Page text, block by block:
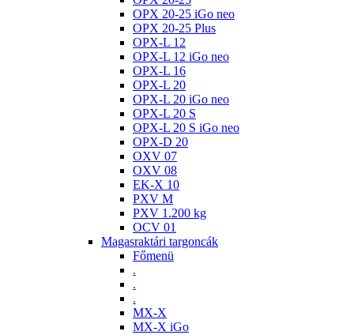
OPX 20-25 iGo neo
OPX 20-25 Plus
OPX-L 12
OPX-L 12 iGo neo
OPX-L 16
OPX-L 20
OPX-L 20 iGo neo
OPX-L 20 S
OPX-L 20 S iGo neo
OPX-D 20
OXV 07
OXV 08
EK-X 10
PXV M
PXV 1.200 kg
OCV 01
Magasraktári targoncák
Főmenü
.
.
.
MX-X
MX-X iGo